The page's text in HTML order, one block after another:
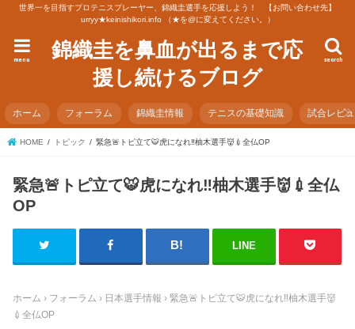
世界一を目指すプロテニスプレーヤー、錦織圭選手を応援しよう！ 【お問い合わせ先】
urryy★keinishikori.info （★を@に変えてください。）
錦織圭を鼻血が出るまで応
援し続けるブログ
search
menu
ホーム フォーラム 錦織圭情報 テニスの基礎知識 試合レビ
HOME トピック 緊急🚨トピ立て🐯虎になれ‼️柚木選手👹💉全仏OP
緊急🚨トピ立て🐯虎になれ‼️柚木選手👹💉全仏
OP
LINE
ホーム › フォーラム › 日本選手情報 › 緊急🚨トピ立て🐯虎になれ‼️柚木選手👹
💉全仏OP